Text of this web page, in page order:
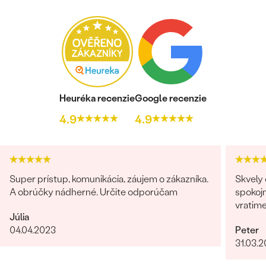
Bestsellery
Heuréka recenzie
4.9
Google recenzie
4.9
Super prístup, komunikácia, záujem o zákazníka.
A obrúčky nádherné. Určite odporúčam
Júlia
04.04.2023
Peter